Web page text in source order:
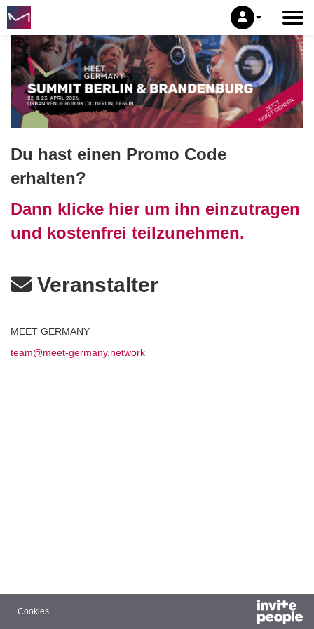
Du hast einen Promo Code
erhalten?
Dann klicke hier um ihn einzutragen
und kostenfrei teilzunehmen.
Veranstalter
MEET GERMANY
team@meet-germany.network
Cookies